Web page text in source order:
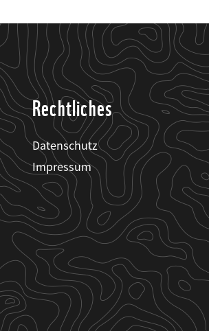
Rechtliches
Datenschutz
Impressum